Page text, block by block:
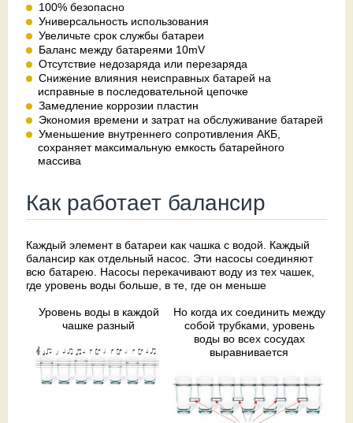
100% безопасно
Универсальность использования
Увеличьте срок службы батареи
Баланс между батареями 10mV
Отсутствие недозаряда или перезаряда
Снижение влияния неисправных батарей на
исправные в последовательной цепочке
Замедление коррозии пластин
Экономия времени и затрат на обслуживание батарей
Уменьшение внутреннего сопротивления АКБ,
сохраняет максимальную емкость батарейного
массива
Как работает балансир
Каждый элемент в батареи как чашка с водой. Каждый
балансир как отдельный насос. Эти насосы соединяют
всю батарею. Насосы перекачивают воду из тех чашек,
где уровень воды больше, в те, где он меньше
Уровень воды в каждой
чашке разный
Но когда их соединить между
собой трубками, уровень
воды во всех сосудах
выравнивается